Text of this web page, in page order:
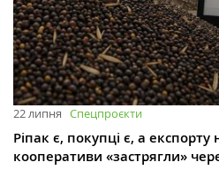
22 липня Спецпроєкти
Ріпак є, покупці є, а
кооперативи «застрягли»